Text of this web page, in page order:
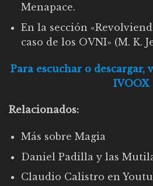
Menapace.
En la sección
caso de los OVNI» (M. K.
Para escuchar o descargar,
IVOOX
Relacionados:
Más sobre Magia
Daniel Padilla y las
Claudio Calistro en